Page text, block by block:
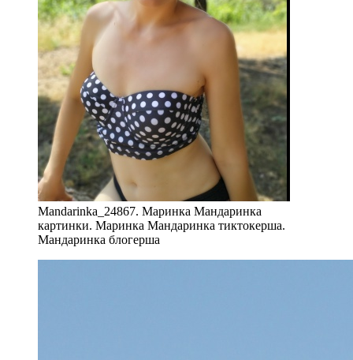
Mandarinka_24867. Маринка Мандаринка
картинки. Маринка Мандаринка тиктокерша.
Мандаринка блогерша